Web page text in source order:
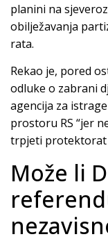
planini na
obilježavanja
rata.
Rekao je, pored
odluke o zabrani
agencija za
prostoru RS “jer
trpjeti protektorat
Može li